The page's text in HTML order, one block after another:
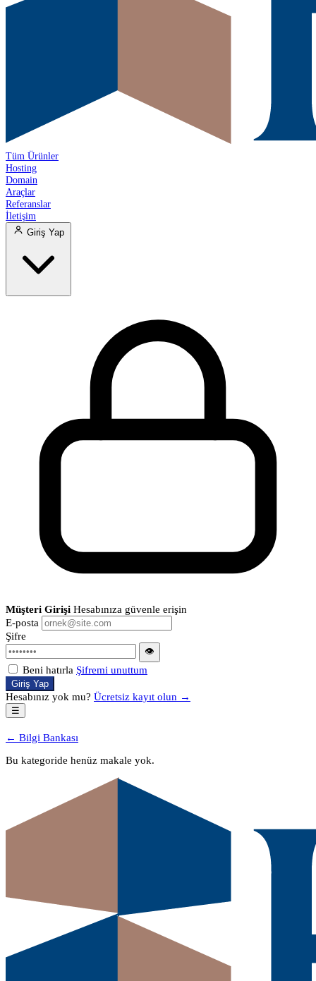
Tüm Ürünler
Hosting
Domain
Araçlar
Referanslar
İletişim
Giriş Yap
Müşteri Girişi Hesabınıza güvenle erişin
E-posta
Şifre
👁
Beni hatırla Şifremi unuttum
Giriş Yap
Hesabınız yok mu? Ücretsiz kayıt olun →
☰
← Bilgi Bankası
Bu kategoride henüz makale yok.